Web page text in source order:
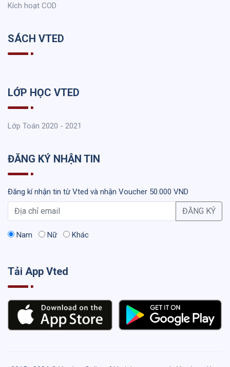
Kích hoạt COD
SÁCH VTED
LỚP HỌC VTED
Lớp Toán 2020 - 2021
ĐĂNG KÝ NHẬN TIN
Đăng kí nhận tin từ Vted và nhận Voucher 50.000 VND
ĐĂNG KÝ
Nam Nữ Khác
Tải App Vted